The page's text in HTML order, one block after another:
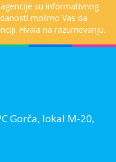
su informativnog
molimo Vas da
Hvala na razumevanju.
Gorča, lokal M-20,